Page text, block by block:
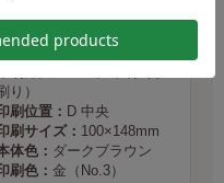
り）
刷位置： D 中央
刷サイズ： 100×148mm
体色： ダークブラウン
刷色： 金（No.3）